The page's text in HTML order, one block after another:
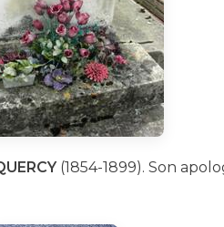
(1854-1899). Son